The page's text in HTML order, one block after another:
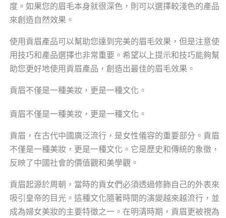
度。如果您的眉毛本身就很深色，則可以選擇較淺色的產品
來創造自然效果。
使用貢眉產品可以幫助您達到完美的眉毛效果，但是注意使
用技巧和產品選擇也非常重要。希望以上提示和技巧能夠幫
助您更好地使用貢眉產品，創造出最佳的眉毛效果。
貢眉不僅是一種美妝，更是一種文化。
貢眉不僅是一種美妝，更是一種文化。
貢眉，在古代中國廣泛流行，是女性儀容的重要部分。貢眉
不僅是一種美妝，更是一種文化。它是歷史和傳統的象徵，
反映了中國社會的價值觀和美學觀。
貢眉起源於周朝，當時的貢女們必須透過修飾自己的外表來
吸引皇帝的目光。這種文化隨著時間的演變越來越流行，並
成為婦女美妝的主要特徵之一。在明清時期，貢眉更被視為